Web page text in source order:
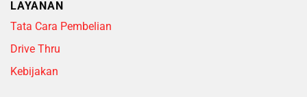
LAYANAN
Tata Cara Pembelian
Drive Thru
Kebijakan